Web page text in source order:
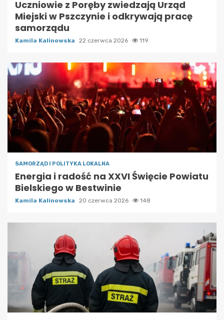
Uczniowie z Poręby zwiedzają Urząd
Miejski w Pszczynie i odkrywają pracę
samorządu
Kamila Kalinowska 22 czerwca 2026 119
SAMORZĄD I POLITYKA LOKALNA
Energia i radość na XXVI Święcie Powiatu
Bielskiego w Bestwinie
Kamila Kalinowska 20 czerwca 2026 148